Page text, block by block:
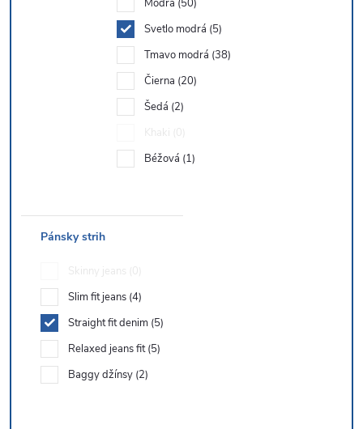
Modrá 50
Svetlo modrá 5
Tmavo modrá 38
Čierna 20
Šedá 2
Khaki
0
Béžová 1
Pánsky strih
Skinny jeans
0
Slim fit jeans 4
Straight fit denim 5
Relaxed jeans fit 5
Baggy džínsy 2